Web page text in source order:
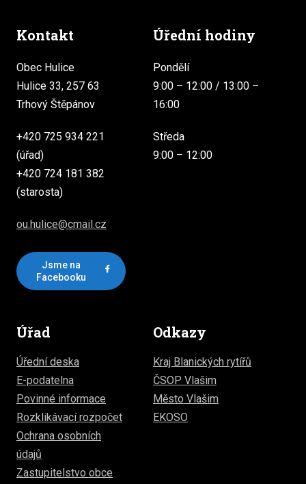
Kontakt
Obec Hulice
Hulice 33, 257 63
Trhový Štěpánov
+420 725 934 221
(úřad)
+420 724 181 382
(starosta)
ou.hulice@cmail.cz
Jsme na
Facebooku
Úřední hodiny
Pondělí
9:00 – 12:00 / 13:00 –
16:00
Středa
9:00 – 12:00
Úřad
Úřední deska
E-podatelna
Povinné informace
Rozklikávací rozpočet
Ochrana osobních
údajů
Zastupitelstvo obce
Odkazy
Kraj Blanických rytířů
ČSOP Vlašim
Město Vlašim
EKOSO